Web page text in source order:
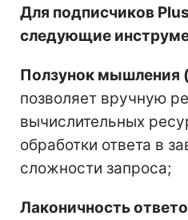
Для подписчиков
следующие
Ползунок мышления
позволяет вручную
вычислительных
обработки ответа в
сложности запроса;
Лаконичность